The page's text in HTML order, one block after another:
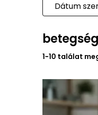
Dátum
betegség
1-10 találat